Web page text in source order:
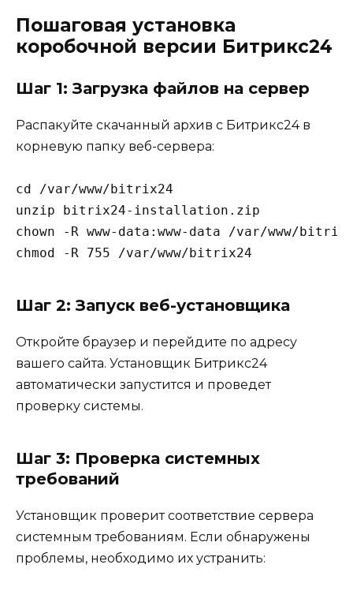
Пошаговая установка
коробочной версии Битрикс24
Шаг 1: Загрузка файлов на сервер
Распакуйте скачанный архив с Битрикс24 в
корневую папку веб-сервера:
cd /var/www/bitrix24
unzip bitrix24-installation.zip
chown -R www-data:www-data /var/www/
Шаг 2: Запуск веб-установщика
Откройте браузер и перейдите по адресу
вашего сайта. Установщик Битрикс24
автоматически запустится и проведет
проверку системы.
Шаг 3: Проверка системных
требований
Установщик проверит соответствие сервера
системным требованиям. Если обнаружены
проблемы, необходимо их устранить: